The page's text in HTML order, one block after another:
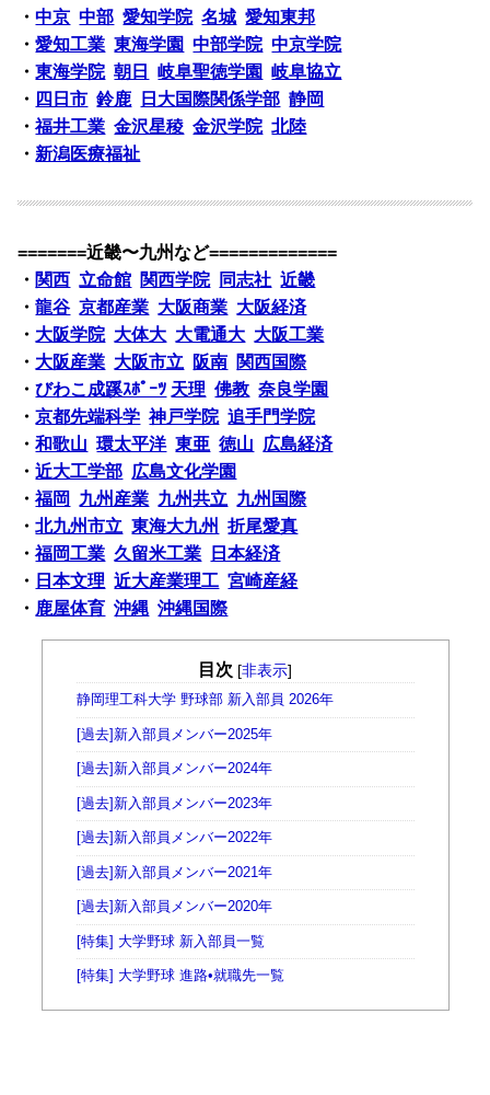
・中京 中部 愛知学院 名城 愛知東邦
・愛知工業 東海学園 中部学院 中京学院
・東海学院 朝日 岐阜聖徳学園
岐阜協立
・ 四日市 鈴鹿 日大国際関係学部 静岡
・福井工業 金沢星稜 金沢学院 北陸
・ 新潟医療福祉
=======近畿〜九州など=============
・ 関西 立命館 関西学院 同志社 近畿
・龍谷 京都産業 大阪商業 大阪経済
・ 大阪学院 大体大 大電通大 大阪工業
・ 大阪産業 大阪市立 阪南 関西国際
・びわこ成蹊ｽﾎﾟｰﾂ 天理 佛教 奈良学園
・京都先端科学 神戸学院 追手門学院
・和歌山 環太平洋 東亜 徳山 広島経済
・近大工学部 広島文化学園
・福岡 九州産業 九州共立 九州国際
・北九州市立 東海大九州
折尾愛真
・福岡工業 久留米工業
日本経済
・ 日本文理 近大産業理工 宮崎産経
・ 鹿屋体育 沖縄 沖縄国際
目次 [非表示]
静岡理工科大学 野球部 新入部員 2026年
[過去]新入部員メンバー2025年
[過去]新入部員メンバー2024年
[過去]新入部員メンバー2023年
[過去]新入部員メンバー2022年
[過去]新入部員メンバー2021年
[過去]新入部員メンバー2020年
[特集] 大学野球 新入部員一覧
[特集] 大学野球 進路•就職先一覧